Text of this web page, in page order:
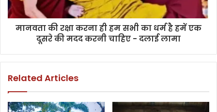
मानवता की रक्षा करना ही हम सभी का धर्म है हमें एक
दूसरे की मदद करनी चाहिए - दलाई लामा
Related Articles